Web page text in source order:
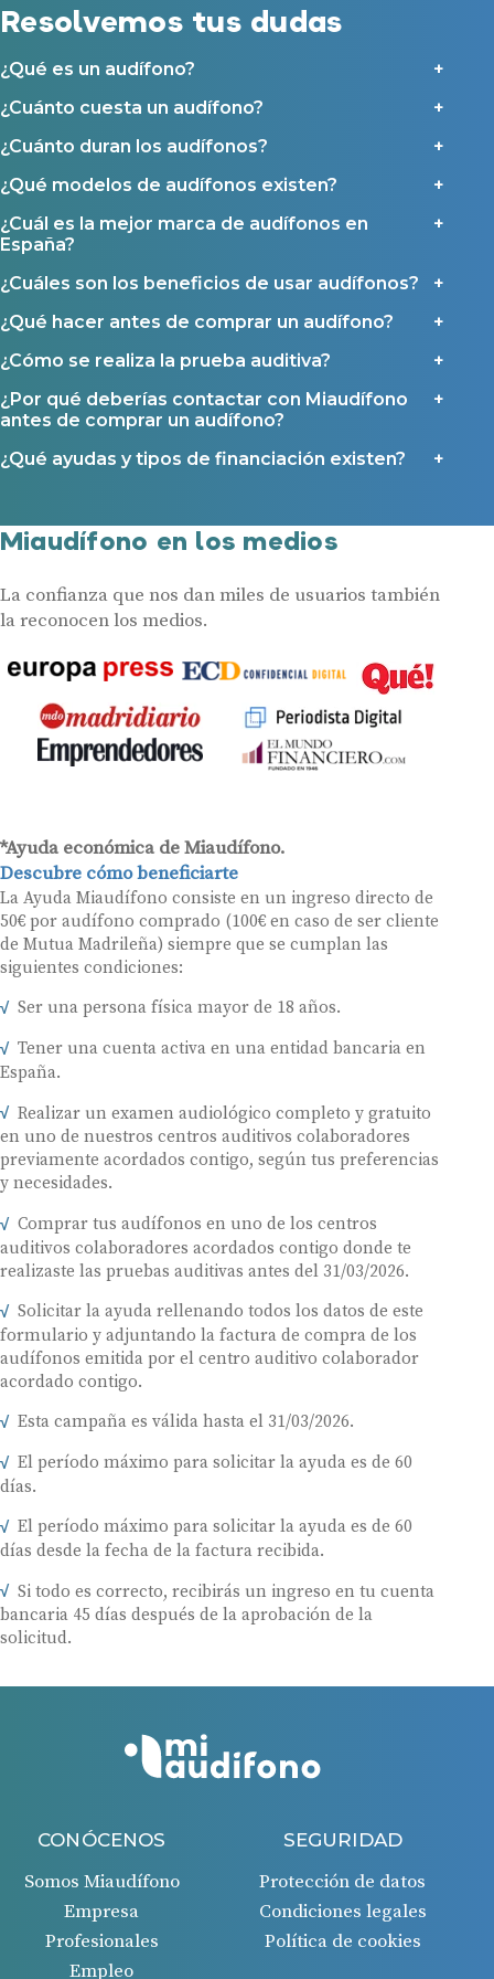
Resolvemos tus dudas
¿Qué es un audífono?
¿Cuánto cuesta un audífono?
¿Cuánto duran los audífonos?
¿Qué modelos de audífonos existen?
¿Cuál es la mejor marca de audífonos en
España?
¿Cuáles son los beneficios de usar audífonos?
¿Qué hacer antes de comprar un audífono?
¿Cómo se realiza la prueba auditiva?
¿Por qué deberías contactar con Miaudífono
antes de comprar un audífono?
¿Qué ayudas y tipos de financiación existen?
Miaudífono en los medios
La confianza que nos dan miles de usuarios también
la reconocen los medios.
*Ayuda económica de Miaudífono.
Descubre cómo beneficiarte
La Ayuda Miaudífono consiste en un ingreso directo de
50€ por audífono comprado (100€ en caso de ser cliente
de Mutua Madrileña) siempre que se cumplan las
siguientes condiciones:
Ser una persona física mayor de 18 años.
Tener una cuenta activa en una entidad bancaria en
España.
Realizar un examen audiológico completo y gratuito
en uno de nuestros centros auditivos colaboradores
previamente acordados contigo, según tus preferencias
y necesidades.
Comprar tus audífonos en uno de los centros
auditivos colaboradores acordados contigo donde te
realizaste las pruebas auditivas antes del 31/03/2026.
Solicitar la ayuda rellenando todos los datos de este
formulario y adjuntando la factura de compra de los
audífonos emitida por el centro auditivo colaborador
acordado contigo.
Esta campaña es válida hasta el 31/03/2026.
El período máximo para solicitar la ayuda es de 60
días.
El período máximo para solicitar la ayuda es de 60
días desde la fecha de la factura recibida.
Si todo es correcto, recibirás un ingreso en tu cuenta
bancaria 45 días después de la aprobación de la
solicitud.
CONÓCENOS
Somos Miaudífono
Empresa
Profesionales
Empleo
SEGURIDAD
Protección de datos
Condiciones legales
Política de cookies
Ayudas y subvenciones en Asturias